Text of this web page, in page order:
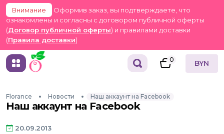
Внимание
Оформив заказ, вы подтверждаете, что
ознакомлены и согласны с договором публичной оферты
(Договор публичной оферты) и правилами доставки
(Правила доставки)
0 BYN
Florance Новости Наш аккаунт на Facebook
Наш аккаунт на Facebook
20.09.2013